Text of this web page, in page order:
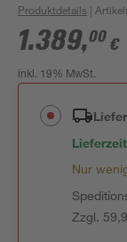
Produktdetails |
1.389,00 €
inkl. 19% MwSt.
Nur
Zzgl.